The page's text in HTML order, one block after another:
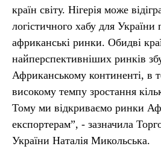
країн світу. Нігерія може
логістичного хабу для України
африканські ринки. Обидві
найперспективніших ринків
Африканському континенті, в
високому темпу зростання
Тому ми відкриваємо ринки
експортерам”, - зазначила
України Наталія Микольська.